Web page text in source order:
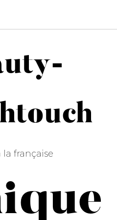
Frenchtouch
la française